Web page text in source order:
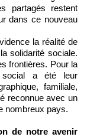
partagés restent
dans ce nouveau
la réalité de
solidarité sociale.
frontières. Pour la
social a été leur
familiale,
reconnue avec un
nombreux pays.
de notre avenir